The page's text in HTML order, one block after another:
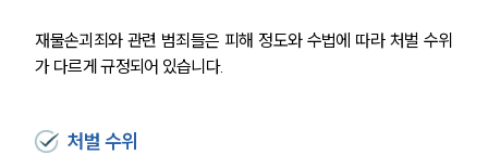
재물손괴죄와 관련 범죄들은 피해 정도와 수법에 따라 처벌 수위
가 다르게 규정되어 있습니다.
처벌 수위